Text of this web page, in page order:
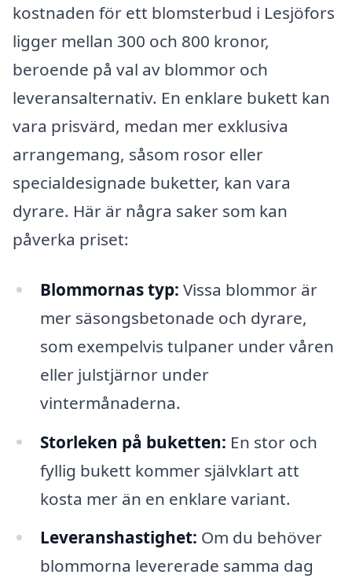
kostnaden för ett blomsterbud i Lesjöfors
ligger mellan 300 och 800 kronor,
beroende på val av blommor och
leveransalternativ. En enklare bukett kan
vara prisvärd, medan mer exklusiva
arrangemang, såsom rosor eller
specialdesignade buketter, kan vara
dyrare. Här är några saker som kan
påverka priset:
Blommornas typ: Vissa blommor är
mer säsongsbetonade och dyrare,
som exempelvis tulpaner under våren
eller julstjärnor under
vintermånaderna.
Storleken på buketten: En stor och
fyllig bukett kommer självklart att
kosta mer än en enklare variant.
Leveranshastighet: Om du behöver
blommorna levererade samma dag